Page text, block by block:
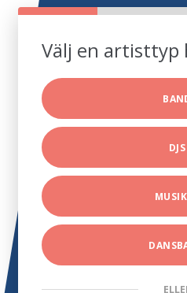
Välj en artisttyp
DJS